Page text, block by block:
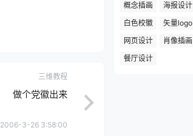
三维教程
做个党徽出来
2006-3-26 3:58:00
概念插画
海报设计
白色校徽
矢量logo
网页设计
肖像插画
餐厅设计